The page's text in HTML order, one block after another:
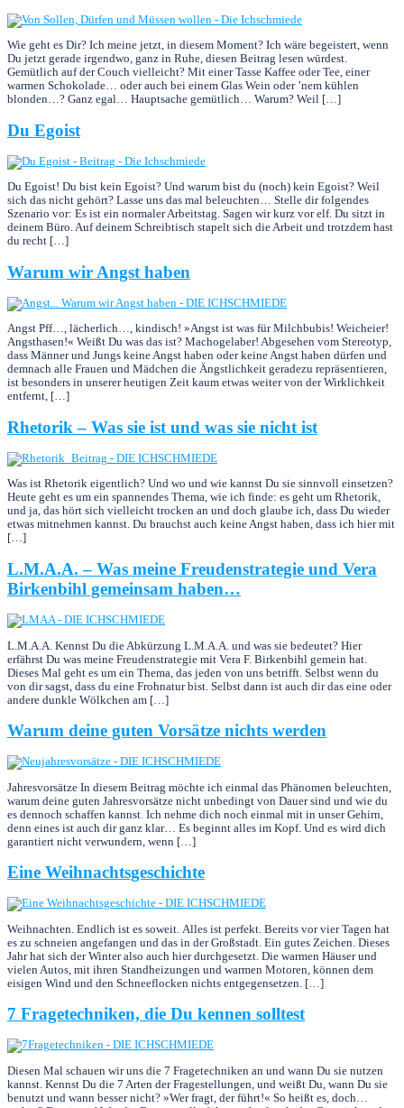
Wie geht es Dir? Ich meine jetzt, in diesem Moment? Ich wäre begeistert, wenn
Du jetzt gerade irgendwo, ganz in Ruhe, diesen Beitrag lesen würdest.
Gemütlich auf der Couch vielleicht? Mit einer Tasse Kaffee oder Tee, einer
warmen Schokolade… oder auch bei einem Glas Wein oder ’nem kühlen
blonden…? Ganz egal… Hauptsache gemütlich… Warum? Weil […]
Du Egoist
Du Egoist! Du bist kein Egoist? Und warum bist du (noch) kein Egoist? Weil
sich das nicht gehört? Lasse uns das mal beleuchten… Stelle dir folgendes
Szenario vor: Es ist ein normaler Arbeitstag. Sagen wir kurz vor elf. Du sitzt in
deinem Büro. Auf deinem Schreibtisch stapelt sich die Arbeit und trotzdem hast
du recht […]
Warum wir Angst haben
Angst Pff…, lächerlich…, kindisch! »Angst ist was für Milchbubis! Weicheier!
Angsthasen!« Weißt Du was das ist? Machogelaber! Abgesehen vom Stereotyp,
dass Männer und Jungs keine Angst haben oder keine Angst haben dürfen und
demnach alle Frauen und Mädchen die Ängstlichkeit geradezu repräsentieren,
ist besonders in unserer heutigen Zeit kaum etwas weiter von der Wirklichkeit
entfernt, […]
Rhetorik – Was sie ist und was sie nicht ist
Was ist Rhetorik eigentlich? Und wo und wie kannst Du sie sinnvoll einsetzen?
Heute geht es um ein spannendes Thema, wie ich finde: es geht um Rhetorik,
und ja, das hört sich viel­leicht trocken an und doch glaube ich, dass Du wieder
etwas mitnehmen kannst. Du brauchst auch keine Angst haben, dass ich hier mit
[…]
L.M.A.A. – Was meine Freudenstrategie und Vera
Birkenbihl gemeinsam haben…
L.M.A.A. Kennst Du die Abkürzung L.M.A.A. und was sie bedeutet? Hier
erfährst Du was meine Freudenstrategie mit Vera F. Birkenbihl gemein hat.
Dieses Mal geht es um ein Thema, das jeden von uns betrifft. Selbst wenn du
von dir sagst, dass du eine Frohnatur bist. Selbst dann ist auch dir das eine oder
andere dunkle Wölkchen am […]
Warum deine guten Vorsätze nichts werden
Jahresvorsätze In diesem Beitrag möchte ich einmal das Phänomen beleuchten,
warum deine guten Jahresvorsätze nicht unbedingt von Dauer sind und wie du
es dennoch schaffen kannst. Ich nehme dich noch einmal mit in unser Gehirn,
denn eines ist auch dir ganz klar… Es beginnt alles im Kopf. Und es wird dich
garantiert nicht verwundern, wenn […]
Eine Weihnachtsgeschichte
Weihnachten. Endlich ist es soweit. Alles ist perfekt. Bereits vor vier Tagen hat
es zu schneien angefangen und das in der Großstadt. Ein gutes Zeichen. Dieses
Jahr hat sich der Winter also auch hier durchgesetzt. Die warmen Häuser und
vielen Autos, mit ihren Standheizungen und warmen Motoren, können dem
eisigen Wind und den Schneeflocken nichts entgegensetzen. […]
7 Fragetechniken, die Du kennen solltest
Diesen Mal schauen wir uns die 7 Fragetechniken an und wann Du sie nutzen
kannst. Kennst Du die 7 Arten der Fragestellungen, und weißt Du, wann Du sie
benutzt und wann besser nicht? »Wer fragt, der führt!« So heißt es, doch…